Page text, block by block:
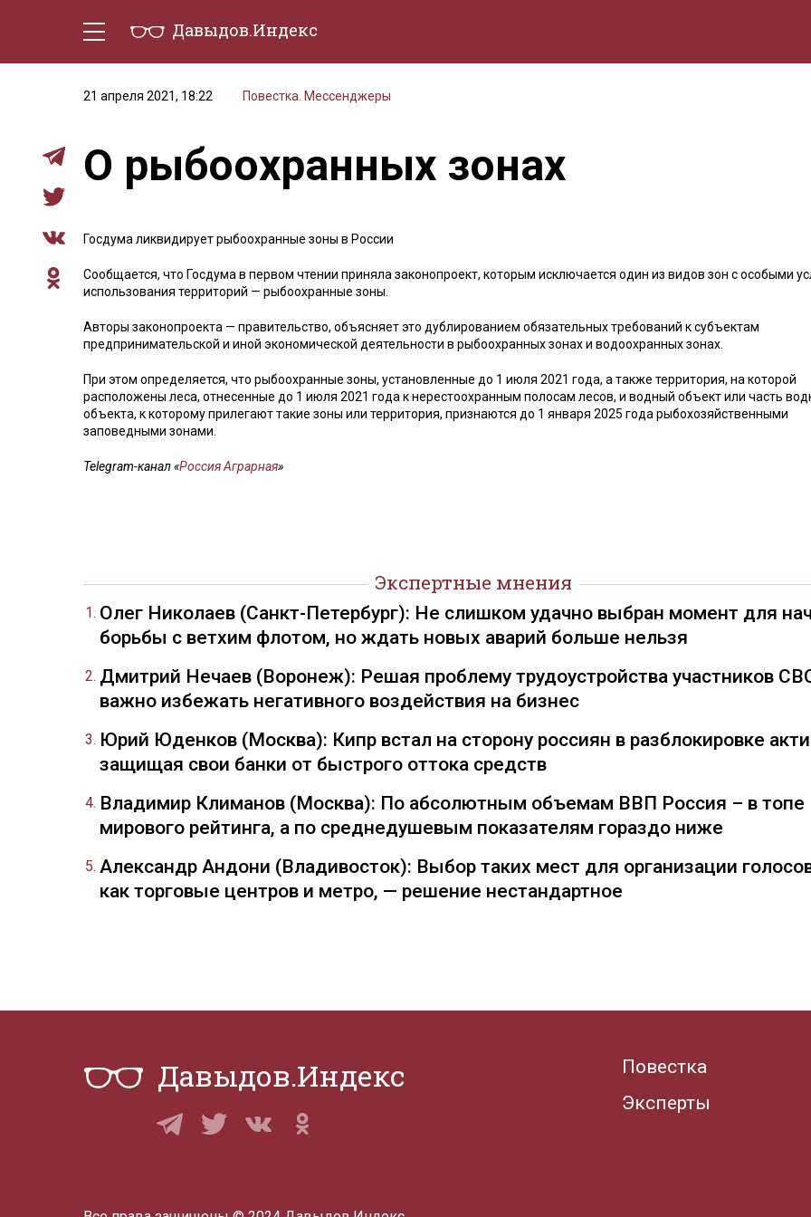
Давыдов.Индекс
21 апреля 2021, 18:22
Повестка. Мессенджеры
О рыбоохранных зонах
Госдума ликвидирует рыбоохранные зоны в России
Сообщается, что Госдума в первом чтении приняла законопроект, которым исключается один из видов зон с особыми
использования территорий — рыбоохранные зоны.
Авторы законопроекта — правительство, объясняет это дублированием обязательных требований к субъектам
предпринимательской и иной экономической деятельности в рыбоохранных зонах и водоохранных зонах.
При этом определяется, что рыбоохранные зоны, установленные до 1 июля 2021 года, а также территория, на которой
расположены леса, отнесенные до 1 июля 2021 года к нерестоохранным полосам лесов, и водный объект или часть
объекта, к которому прилегают такие зоны или территория, признаются до 1 января 2025 года рыбохозяйственными
заповедными зонами.
Telegram-канал «Россия Аграрная»
Экспертные мнения
Олег Николаев (Санкт-Петербург): Не слишком удачно выбран момент для
борьбы с ветхим флотом, но ждать новых аварий больше нельзя
Дмитрий Нечаев (Воронеж): Решая проблему трудоустройства участников
важно избежать негативного воздействия на бизнес
Юрий Юденков (Москва): Кипр встал на сторону россиян в разблокировке
защищая свои банки от быстрого оттока средств
Владимир Климанов (Москва): По абсолютным объемам ВВП Россия – в топе
мирового рейтинга, а по среднедушевым показателям гораздо ниже
Александр Андони (Владивосток): Выбор таких мест для организации
как торговые центров и метро, — решение нестандартное
Давыдов.Индекс
Повестка
Эксперты